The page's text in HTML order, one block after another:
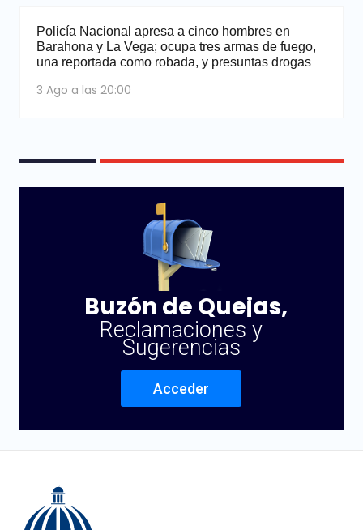
Policía Nacional apresa a cinco hombres en
Barahona y La Vega; ocupa tres armas de fuego,
una reportada como robada, y presuntas drogas
3 Ago a las 20:00
Buzón de Quejas,
Reclamaciones y
Sugerencias
Acceder